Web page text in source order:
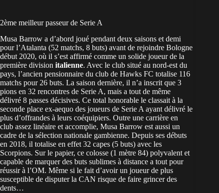
2ème meilleur passeur de Serie A
Musa Barrow a d’abord joué pendant deux saisons et demi
pour l’Atalanta (52 matchs, 8 buts) avant de rejoindre Bologne
début 2020, où il s’est affirmé comme un solide joueur de la
première division italienne. Avec le club situé au nord-est du
pays, l’ancien pensionnaire du club de Hawks FC totalise 116
matchs pour 26 buts. La saison dernière, il n’a inscrit que 3
pions en 32 rencontres de Serie A, mais a tout de même
délivré 8 passes décisives. Ce total honorable le classait à la
seconde place ex-aequo des joueurs de Serie A ayant délivré le
plus d’offrandes à leurs coéquipiers. Outre une carrière en
club assez linéaire et accomplie, Musa Barrow est aussi un
cadre de la sélection nationale gambienne. Depuis ses débuts
en 2018, il totalise en effet 32 capes (5 buts) avec les
Scorpions. Sur le papier, ce colosse (1 mètre 84) polyvalent et
capable de marquer des buts sublimes à distance a tout pour
réussir à l’OM. Même si le fait d’avoir un joueur de plus
susceptible de disputer la CAN risque de faire grincer des
dents…